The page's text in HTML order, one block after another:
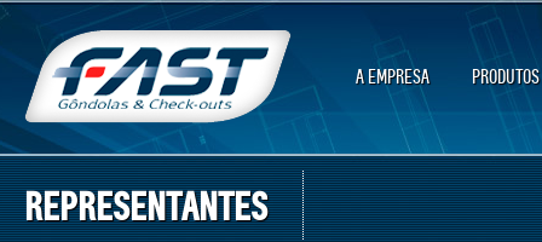
A EMPRESA PRODUTOS
REPRESENTANTES